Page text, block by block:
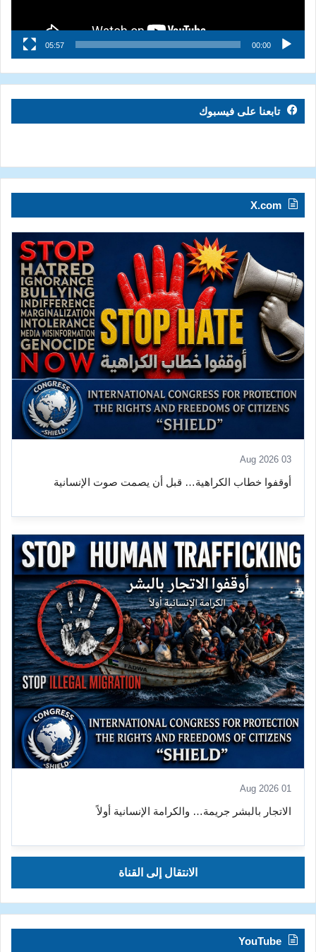
00:00
05:57
تابعنا على فيسبوك
X.com
03 Aug 2026
أوقفوا خطاب الكراهية… قبل أن يصمت صوت الإنسانية
01 Aug 2026
الاتجار بالبشر جريمة… والكرامة الإنسانية أولاً
الانتقال إلى القناة
YouTube